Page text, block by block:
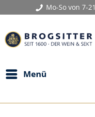
Mo-So von 7-
Menü